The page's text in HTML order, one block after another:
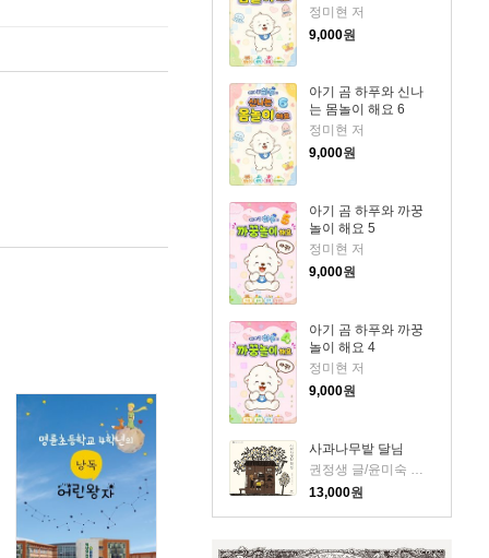
정미현 저
9,000원
아기 곰 하푸와 신나
는 몸놀이 해요 6
정미현 저
9,000원
아기 곰 하푸와 까꿍
놀이 해요 5
정미현 저
9,000원
아기 곰 하푸와 까꿍
놀이 해요 4
정미현 저
9,000원
사과나무밭 달님
권정생 글/윤미숙 그림
13,000원